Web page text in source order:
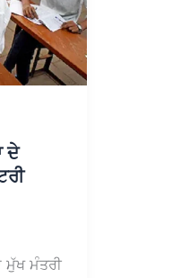
ਦੇ
ਮੁੱਖ ਮੰਤਰੀ